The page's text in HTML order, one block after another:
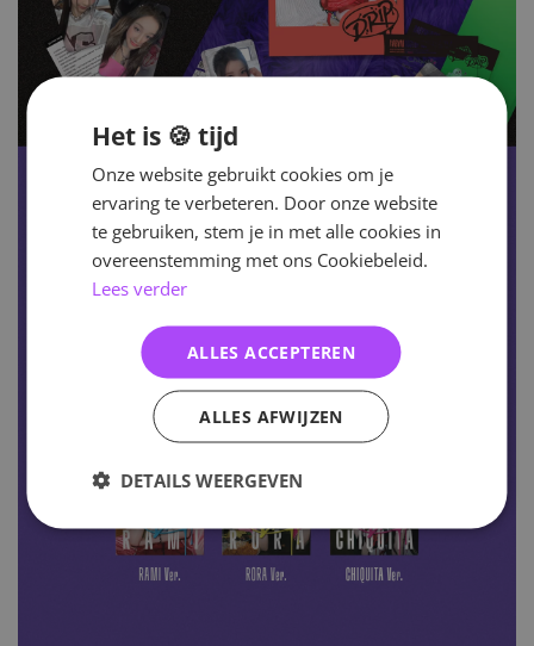
Het is 🍪 tijd
Onze website gebruikt cookies om je
ervaring te verbeteren. Door onze website
te gebruiken, stem je in met alle cookies in
overeenstemming met ons Cookiebeleid.
Lees verder
ALLES ACCEPTEREN
ALLES AFWIJZEN
DETAILS WEERGEVEN